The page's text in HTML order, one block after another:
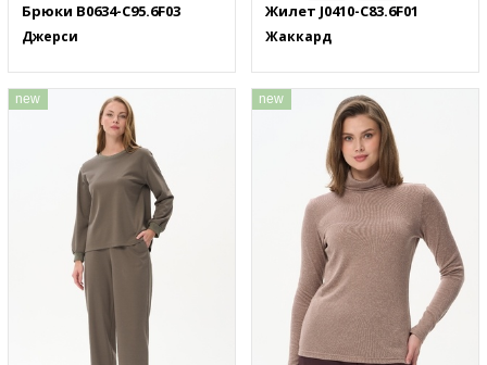
Брюки B0634-C95.6F03
Джерси
Жилет J0410-C83.6F01
Жаккард
new new